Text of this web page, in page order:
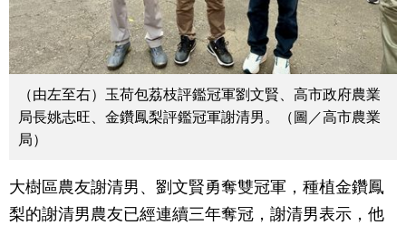
（由左至右）玉荷包荔枝評鑑冠軍劉文賢、高市政府農業
局長姚志旺、金鑽鳳梨評鑑冠軍謝清男。（圖／高市農業
局）
大樹區農友謝清男、劉文賢勇奪雙冠軍，種植金鑽鳳
梨的謝清男農友已經連續三年奪冠，謝清男表示，他